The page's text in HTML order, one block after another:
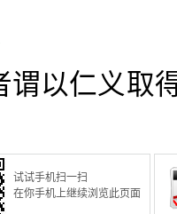
以仁义取
试试手机扫一扫
在你手机上继续浏览此页面